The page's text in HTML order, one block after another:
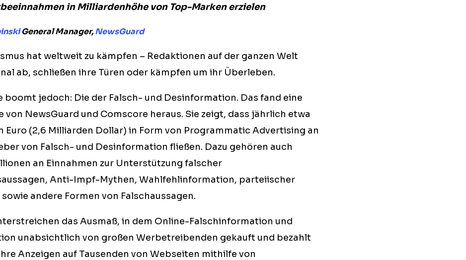
in Milliardenhöhe von Top-Marken erzielen
General Manager,NewsGuard
hat weltweit zu kämpfen – Redaktionen auf der ganzen Welt
ab, schließen ihre Türen oder kämpfen um ihr Überleben.
boomt jedoch: Die der Falsch- und Desinformation. Das fand eine
von NewsGuard und Comscore heraus. Sie zeigt, dass jährlich etwa
Euro (2,6 Milliarden Dollar) in Form von Programmatic Advertising an
von Falsch- und Desinformation fließen. Dazu gehören auch
an Einnahmen zur Unterstützung falscher
Anti-Impf-Mythen, Wahlfehlinformation, parteiischer
andere Formen von Falschaussagen.
das Ausmaß, in dem Online-Falschinformation und
unabsichtlich von großen Werbetreibenden gekauft und bezahlt
Anzeigen auf Tausenden von Webseiten mithilfe von